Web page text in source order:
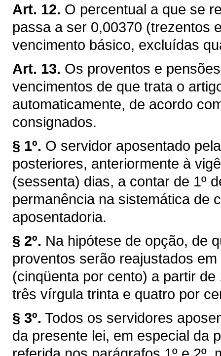
Art. 12. O percentual a que se
passa a ser 0,00370 (trezentos
vencimento básico, excluídas
Art. 13. Os proventos e
vencimentos de que trata o
automaticamente, de acordo
consignados.
§ 1º. O servidor aposentado
posteriores, anteriormente à
(sessenta) dias, a contar de 1º
permanência na sistemática de
aposentadoria.
§ 2º. Na hipótese de opção, de
proventos serão reajustados
(cinqüenta por cento) a partir
três vírgula trinta e quatro por
§ 3º. Todos os servidores
da presente lei, em especial da